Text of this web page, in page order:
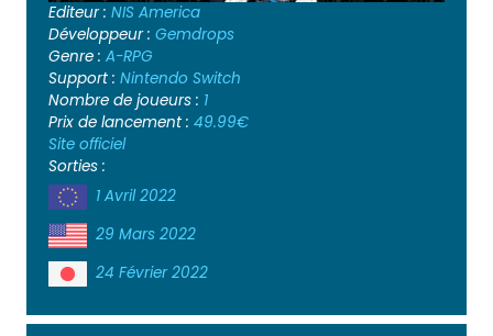
Editeur : NIS America
Développeur : Gemdrops
Genre : A-RPG
Support : Nintendo Switch
Nombre de joueurs : 1
Prix de lancement : 49.99€
Site officiel
Sorties :
1 Avril 2022
29 Mars 2022
24 Février 2022